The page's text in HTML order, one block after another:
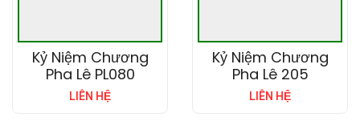
Kỷ Niệm Chương
Pha Lê PL080
LIÊN HỆ
Kỷ Niệm Chương
Pha Lê 205
LIÊN HỆ